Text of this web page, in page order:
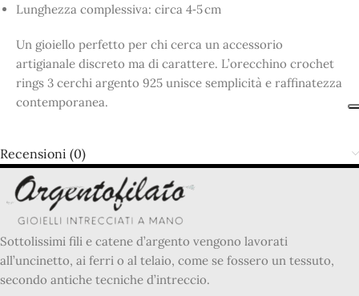
Lunghezza complessiva: circa 4‑5 cm
Un gioiello perfetto per chi cerca un accessorio
artigianale discreto ma di carattere. L’orecchino crochet
rings 3 cerchi argento 925 unisce semplicità e raffinatezza
contemporanea.
Recensioni (0)
Sottolissimi fili e catene d’argento vengono lavorati
all’uncinetto, ai ferri o al telaio, come se fossero un tessuto,
secondo antiche tecniche d’intreccio.